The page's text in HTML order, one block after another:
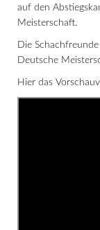
auf den
Meisterschaft.
Die
Deutsche
Hier das